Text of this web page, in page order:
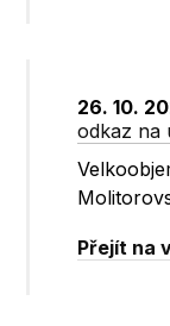
26. 10.
odkaz na
Přejít na